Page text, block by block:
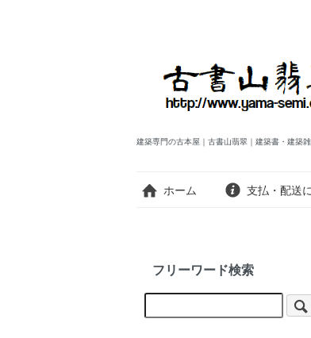
建築専門の古本屋｜古書山翡翠｜建築書・建築
ホーム 支払・配送
フリーワード検索